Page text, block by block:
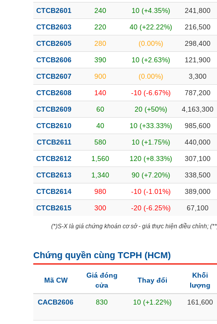
CTCB2601 240 10 (+4.35%) 241,800
CTCB2603 220 40 (+22.22%) 216,500
CTCB2605 280 (0.00%) 298,400
CTCB2606 390 10 (+2.63%) 121,900
CTCB2607 900 (0.00%) 3,300
CTCB2608 140 -10 (-6.67%) 787,200
CTCB2609 60 20 (+50%) 4,163,300
CTCB2610 40 10 (+33.33%) 985,600
CTCB2611 580 10 (+1.75%) 440,000
CTCB2612 1,560 120 (+8.33%) 307,100
CTCB2613 1,340 90 (+7.20%) 338,500
CTCB2614 980 -10 (-1.01%) 389,000
CTCB2615 300 -20 (-6.25%) 67,100
(*)S-X là giá chứng khoán cơ sở - giá thực hiện điều chỉnh;
Chứng quyền cùng TCPH (HCM)
Mã CW
Giá đóng
cửa
Thay đổi
Khối
lượng
CACB2606 830 10 (+1.22%) 161,600
Tin tức(-)
Bài viết của tác giả(-)
Báo cáo phân tích (-)
Thuật ngữ(-)
Dịch vụ(-)
Sách tài chính
Công cụ đầu tư